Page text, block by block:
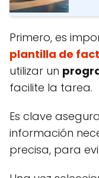
Primero, es
plantilla de
utilizar un
facilite la tarea.
Es clave
información
precisa, para